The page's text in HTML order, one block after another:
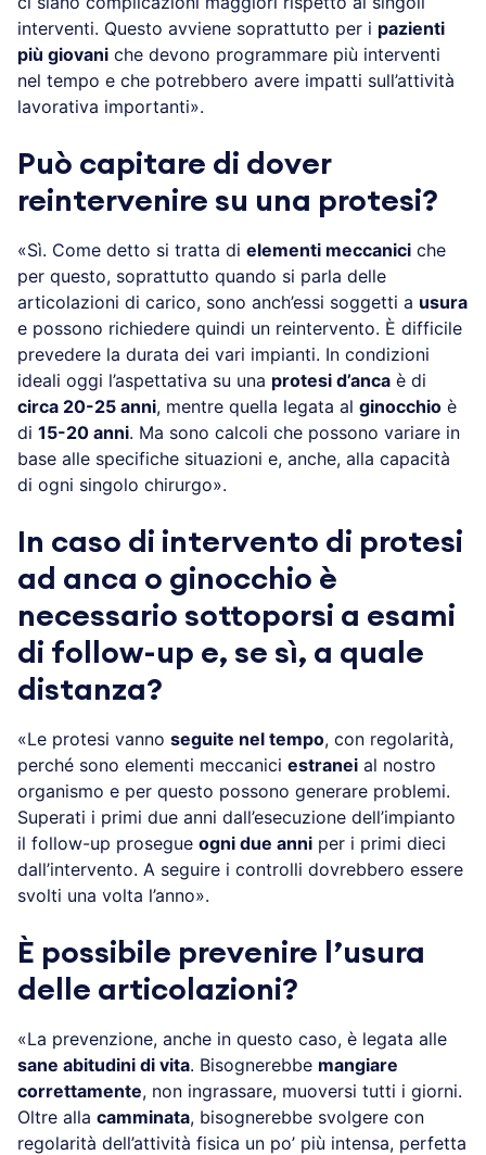
interventi. Questo avviene soprattutto per i pazienti
più giovani che devono programmare più interventi
nel tempo e che potrebbero avere impatti sull’attività
lavorativa importanti».
Può capitare di dover
reintervenire su una protesi?
«Sì. Come detto si tratta di elementi meccanici che
per questo, soprattutto quando si parla delle
articolazioni di carico, sono anch’essi soggetti a usura
e possono richiedere quindi un reintervento. È difficile
prevedere la durata dei vari impianti. In condizioni
ideali oggi l’aspettativa su una protesi d’anca è di
circa 20-25 anni, mentre quella legata al ginocchio è
di 15-20 anni. Ma sono calcoli che possono variare in
base alle specifiche situazioni e, anche, alla capacità
di ogni singolo chirurgo».
In caso di intervento di protesi
ad anca o ginocchio è
necessario sottoporsi a esami
di follow-up e, se sì, a quale
distanza?
«Le protesi vanno seguite nel tempo, con regolarità,
perché sono elementi meccanici estranei al nostro
organismo e per questo possono generare problemi.
Superati i primi due anni dall’esecuzione dell’impianto
il follow-up prosegue ogni due anni per i primi dieci
dall’intervento. A seguire i controlli dovrebbero essere
svolti una volta l’anno».
È possibile prevenire l’usura
delle articolazioni?
«La prevenzione, anche in questo caso, è legata alle
sane abitudini di vita. Bisognerebbe mangiare
correttamente, non ingrassare, muoversi tutti i giorni.
Oltre alla camminata, bisognerebbe svolgere con
regolarità dell’attività fisica un po’ più intensa, perfetta